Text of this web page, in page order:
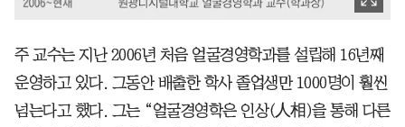
주 교수는 지난 2006년 처음 얼굴경영학과를 설립해 16년째
운영하고 있다. 그동안 배출한 학사 졸업생만 1000명이 훨씬
넘는다고 했다. 그는 “얼굴경영학은 인상(人相)을 통해 다른